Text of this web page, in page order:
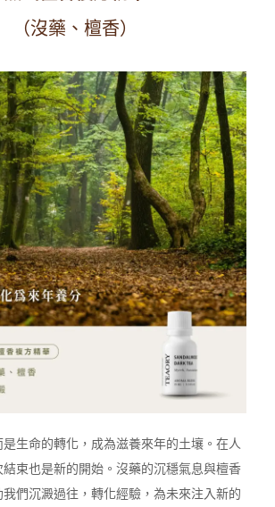
（沒藥、檀香）
生命的轉化，成為滋養來年的土壤。在人
束也是新的開始。沒藥的沉穩氣息與檀香
們沉澱過往，轉化經驗，為未來注入新的